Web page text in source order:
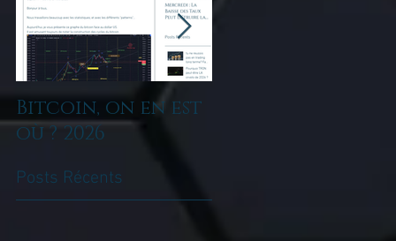
Bitcoin, on en est
où ? 2026
Posts Récents